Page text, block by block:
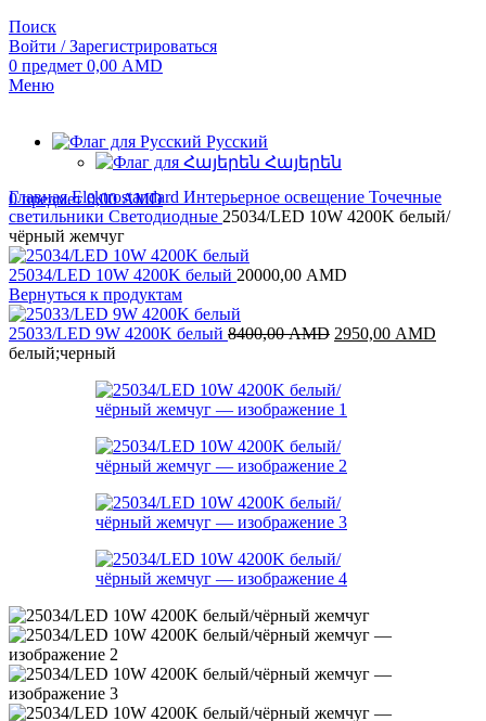
Поиск
Войти / Зарегистрироваться
0 предмет 0,00 AMD
Меню
Русский
Հայերեն
0предмет 0,00AMD
ГлавнаяElektrostandard Интерьерное освещение Точечные
светильники Светодиодные 25034/LED 10W 4200K белый/
чёрный жемчуг
25034/LED 10W 4200K белый 20000,00 AMD
Вернуться к продуктам
25033/LED 9W 4200K белый 8400,00AMD Первоначальная
8400,00 AMD.
2950,00 AMD
белый;черный